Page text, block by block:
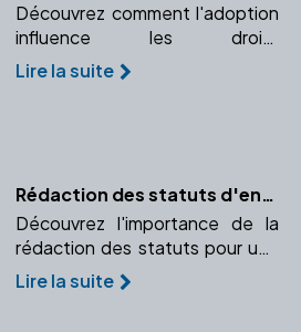
Découvrez comment l'adoption
influence les droits
successoraux et pourquoi il est
essentiel de consulter un
Lire la suite
Rédaction des statuts d'entreprise : les règles à respecter
Découvrez l'importance de la
rédaction des statuts pour une
entreprise et pourquoi faire
appel à un notaire garantit leur
Lire la suite